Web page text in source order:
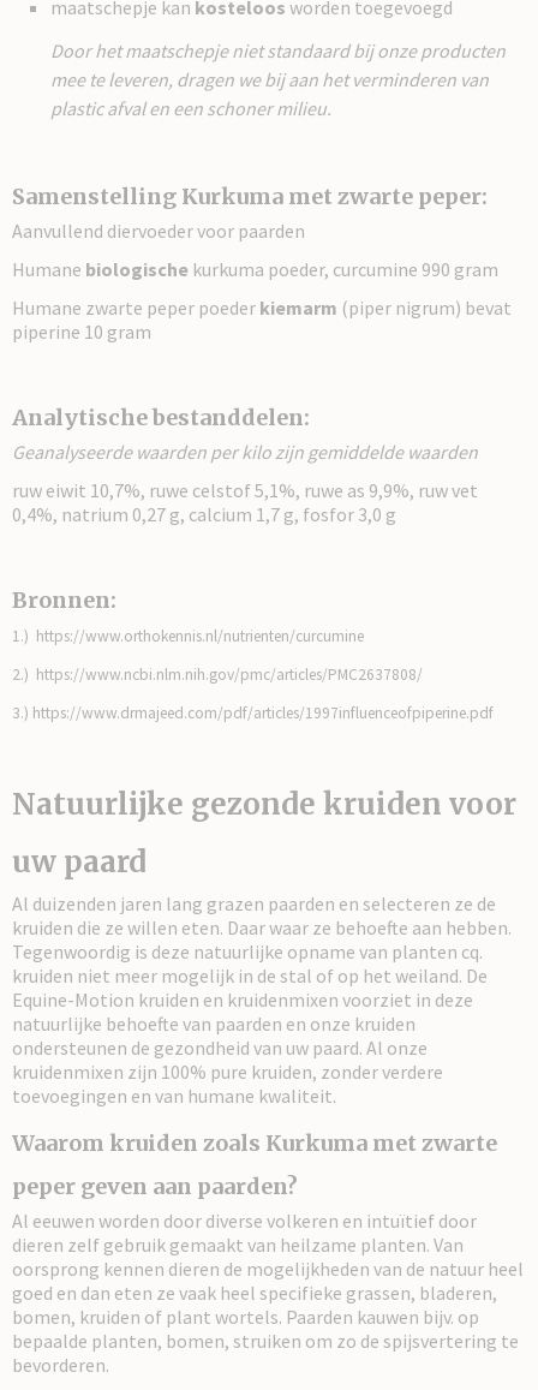
maatschepje kan kosteloos worden toegevoegd
Door het maatschepje niet standaard bij onze producten
mee te leveren, dragen we bij aan het verminderen van
plastic afval en een schoner milieu.
Samenstelling Kurkuma met zwarte peper:
Aanvullend diervoeder voor paarden
Humane biologische kurkuma poeder, curcumine 990 gram
Humane zwarte peper poeder kiemarm (piper nigrum) bevat
piperine 10 gram
Analytische bestanddelen:
Geanalyseerde waarden per kilo zijn gemiddelde waarden
ruw eiwit 10,7%, ruwe celstof 5,1%, ruwe as 9,9%, ruw vet
0,4%, natrium 0,27 g, calcium 1,7 g, fosfor 3,0 g
Bronnen:
1.) https://www.orthokennis.nl/nutrienten/curcumine
2.) https://www.ncbi.nlm.nih.gov/pmc/articles/PMC2637808/
3.) https://www.drmajeed.com/pdf/articles/1997influenceofpiperine.pdf
Natuurlijke gezonde kruiden voor
uw paard
Al duizenden jaren lang grazen paarden en selecteren ze de
kruiden die ze willen eten. Daar waar ze behoefte aan hebben.
Tegenwoordig is deze natuurlijke opname van planten cq.
kruiden niet meer mogelijk in de stal of op het weiland. De
Equine-Motion kruiden en kruidenmixen voorziet in deze
natuurlijke behoefte van paarden en onze kruiden
ondersteunen de gezondheid van uw paard. Al onze
kruidenmixen zijn 100% pure kruiden, zonder verdere
toevoegingen en van humane kwaliteit.
Waarom kruiden zoals Kurkuma met zwarte
peper geven aan paarden?
Al eeuwen worden door diverse volkeren en intuïtief door
dieren zelf gebruik gemaakt van heilzame planten. Van
oorsprong kennen dieren de mogelijkheden van de natuur heel
goed en dan eten ze vaak heel specifieke grassen, bladeren,
bomen, kruiden of plant wortels. Paarden kauwen bijv. op
bepaalde planten, bomen, struiken om zo de spijsvertering te
bevorderen.